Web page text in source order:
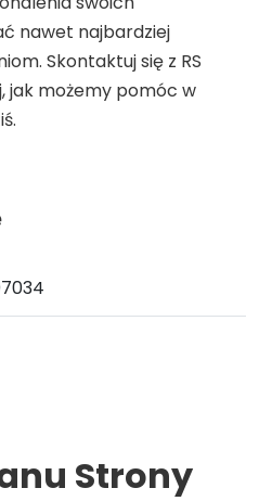
nawet najbardziej
Skontaktuj się z RS
jak możemy pomóc w
Strony